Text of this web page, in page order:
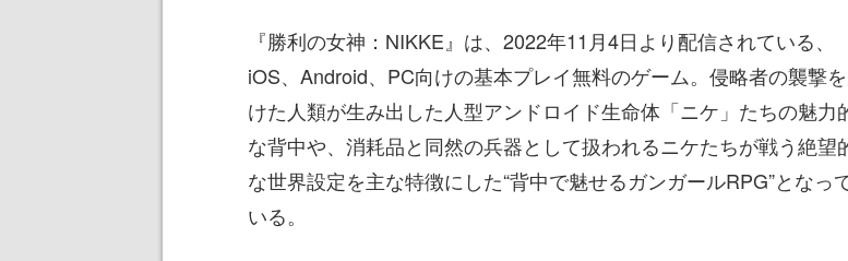
『勝利の女神：NIKKE』は、2022年11月4日より配信されている、
iOS、Android、PC向けの基本プレイ無料のゲーム。侵略者の襲撃
けた人類が生み出した人型アンドロイド生命体「ニケ」たちの魅力
な背中や、消耗品と同然の兵器として扱われるニケたちが戦う絶望
な世界設定を主な特徴にした“背中で魅せるガンガールRPG”となっ
いる。